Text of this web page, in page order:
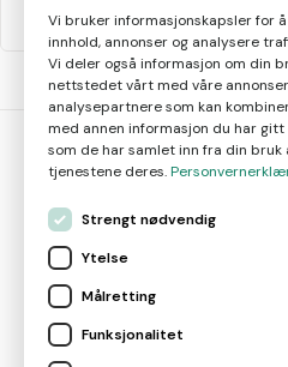
Oppbevaring av dekk
Magasin Nyheter
Vi bruker informasjonskapsler for
innhold, annonser og analysere
Vi deler også informasjon om din
nettstedet vårt med våre
analysepartnere som kan
med annen informasjon du har
som de har samlet inn fra din bruk
tjenestene deres.
Strengt nødvendig
Ytelse
Målretting
Funksjonalitet